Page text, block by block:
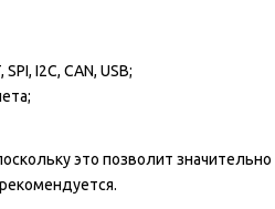
I2C, CAN, USB;
это позволит значительно